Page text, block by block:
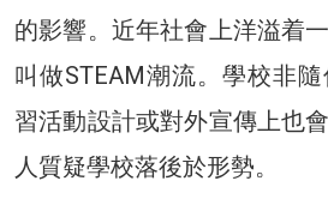
的影響。近年社會上洋溢着
叫做STEAM潮流。學校非
習活動設計或對外宣傳上也
人質疑學校落後於形勢。